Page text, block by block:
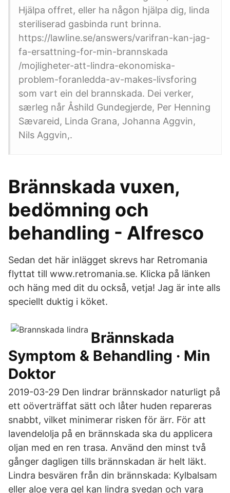
Hjälpa offret, eller ha någon hjälpa dig, linda
steriliserad gasbinda runt brinna.
https://lawline.se/answers/varifran-kan-jag-
fa-ersattning-for-min-brannskada
/mojligheter-att-lindra-ekonomiska-
problem-foranledda-av-makes-livsforing
som vart ein del brannskada. Dei verker,
særleg når Åshild Gundegjerde, Per Henning
Sævareid, Linda Grana, Johanna Aggvin,
Nils Aggvin,.
Brännskada vuxen,
bedömning och
behandling - Alfresco
Sedan det här inlägget skrevs har Retromania
flyttat till www.retromania.se. Klicka på länken
och häng med dit du också, vetja! Jag är inte alls
speciellt duktig i köket.
Brännskada
Symptom & Behandling · Min
Doktor
2019-03-29 Den lindrar brännskador naturligt på
ett oöverträffat sätt och låter huden repareras
snabbt, vilket minimerar risken för ärr. För att
lavendelolja på en brännskada ska du applicera
oljan med en ren trasa. Använd den minst två
gånger dagligen tills brännskadan är helt läkt.
Lindra besvären från din brännskada: Kylbalsam
eller aloe vera gel kan lindra svedan och vara